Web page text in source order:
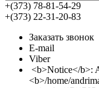
+(373) 78-81-54-29
+(373) 22-31-20-83
Заказать звонок
E-mail
Viber
<b>Notice</b>:
<b>/home/